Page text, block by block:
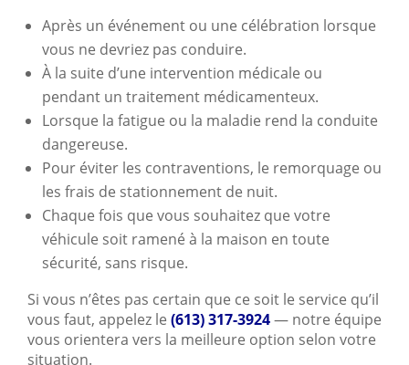
Après un événement ou une célébration lorsque
vous ne devriez pas conduire.
À la suite d’une intervention médicale ou
pendant un traitement médicamenteux.
Lorsque la fatigue ou la maladie rend la conduite
dangereuse.
Pour éviter les contraventions, le remorquage ou
les frais de stationnement de nuit.
Chaque fois que vous souhaitez que votre
véhicule soit ramené à la maison en toute
sécurité, sans risque.
Si vous n’êtes pas certain que ce soit le service qu’il
vous faut, appelez le (613) 317-3924— notre équipe
vous orientera vers la meilleure option selon votre
situation.